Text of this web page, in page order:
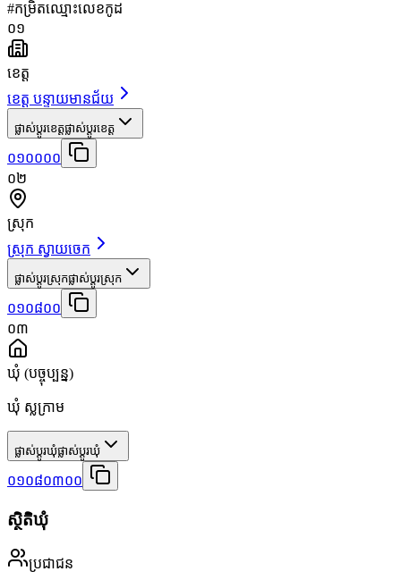
#កម្រិតឈ្មោះលេខកូដ
០១
ខេត្ត
ខេត្ត បន្ទាយមានជ័យ
ផ្លាស់ប្តូរខេត្តផ្លាស់ប្តូរខេត្ត
០១០០០០
០២
ស្រុក
ស្រុក ស្វាយចេក
ផ្លាស់ប្តូរស្រុកផ្លាស់ប្តូរស្រុក
០១០៨០០
០៣
ឃុំ (បច្ចុប្បន្ន)
ឃុំ ស្លក្រាម
ផ្លាស់ប្តូរឃុំផ្លាស់ប្តូរឃុំ
០១០៨០៣០០
ស្ថិតិឃុំ
ប្រជាជន